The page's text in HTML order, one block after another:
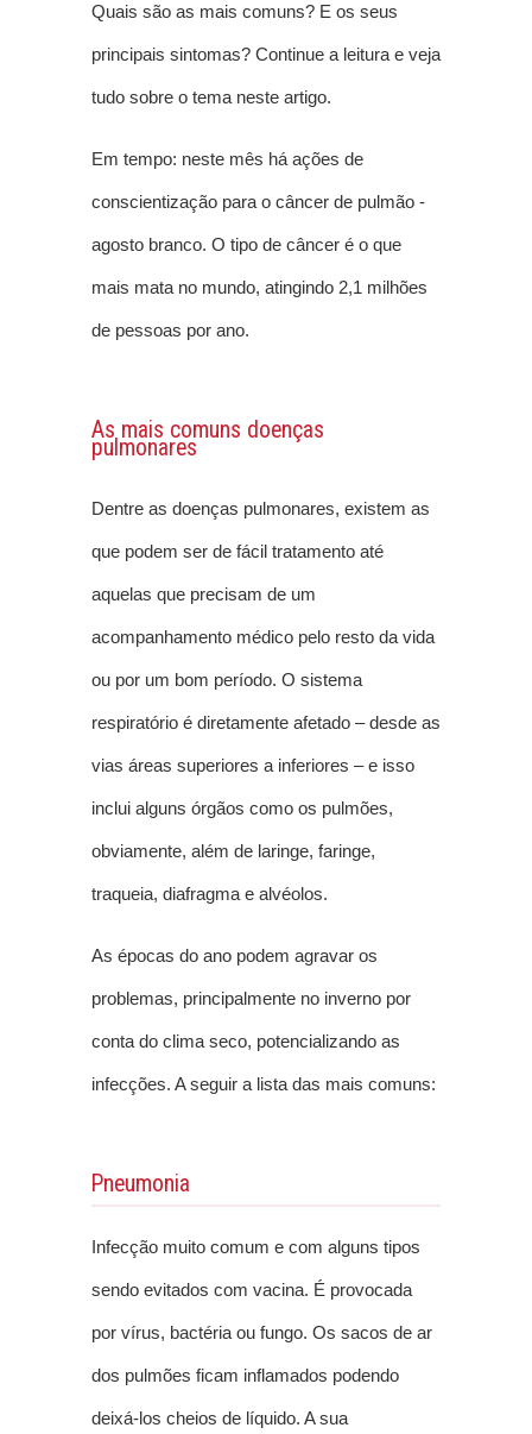
Quais são as mais comuns? E os seus
principais sintomas? Continue a leitura e veja
tudo sobre o tema neste artigo.
Em tempo: neste mês há ações de
conscientização para o câncer de pulmão -
agosto branco. O tipo de câncer é o que
mais mata no mundo, atingindo 2,1 milhões
de pessoas por ano.
As mais comuns doenças
pulmonares
Dentre as doenças pulmonares, existem as
que podem ser de fácil tratamento até
aquelas que precisam de um
acompanhamento médico pelo resto da vida
ou por um bom período. O sistema
respiratório é diretamente afetado – desde as
vias áreas superiores a inferiores – e isso
inclui alguns órgãos como os pulmões,
obviamente, além de laringe, faringe,
traqueia, diafragma e alvéolos.
As épocas do ano podem agravar os
problemas, principalmente no inverno por
conta do clima seco, potencializando as
infecções. A seguir a lista das mais comuns:
Pneumonia
Infecção muito comum e com alguns tipos
sendo evitados com vacina. É provocada
por vírus, bactéria ou fungo. Os sacos de ar
dos pulmões ficam inflamados podendo
deixá-los cheios de líquido. A sua